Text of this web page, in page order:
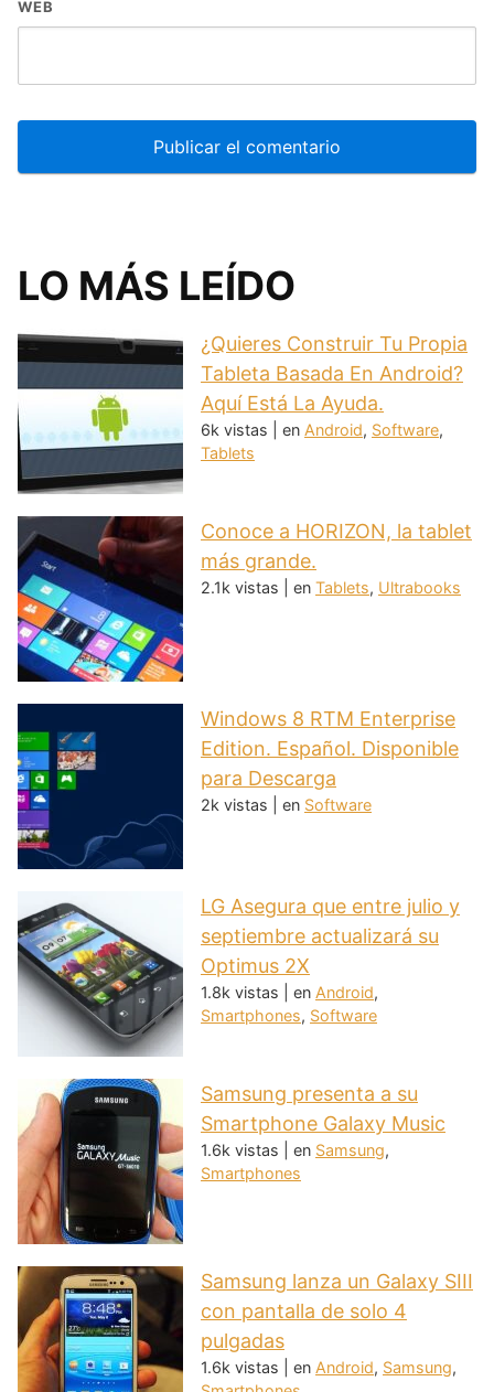
WEB
LO MÁS LEÍDO
¿Quieres Construir Tu Propia
Tableta Basada En Android?
Aquí Está La Ayuda.
6k vistas en Android, Software,
Tablets
Conoce a HORIZON, la tablet
más grande.
2.1k vistas en Tablets, Ultrabooks
Windows 8 RTM Enterprise
Edition. Español. Disponible
para Descarga
2k vistas en Software
LG Asegura que entre julio y
septiembre actualizará su
Optimus 2X
1.8k vistas en Android,
Smartphones, Software
Samsung presenta a su
Smartphone Galaxy Music
1.6k vistas en Samsung,
Smartphones
Samsung lanza un Galaxy SIII
con pantalla de solo 4
pulgadas
1.6k vistas en Android, Samsung,